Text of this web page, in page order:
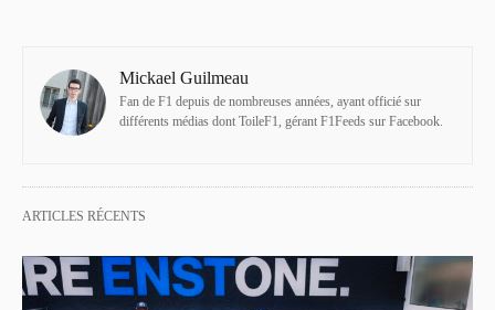
Mickael Guilmeau
Fan de F1 depuis de nombreuses années, ayant officié sur
différents médias dont ToileF1, gérant F1Feeds sur Facebook.
ARTICLES RÉCENTS